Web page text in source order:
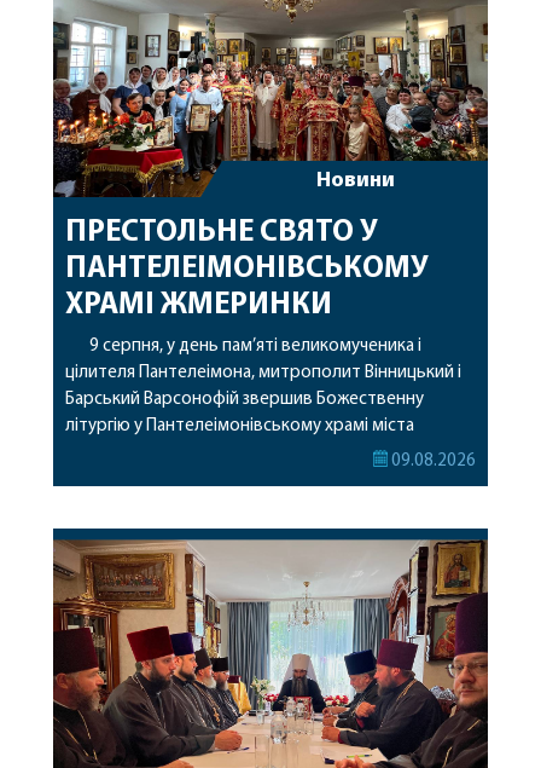
Новини
ПРЕСТОЛЬНЕ СВЯТО У
ПАНТЕЛЕІМОНІВСЬКОМУ
ХРАМІ ЖМЕРИНКИ
9 серпня, у день пам’яті великомученика і
цілителя Пантелеімона, митрополит Вінницький і
Барський Варсонофій звершив Божественну
літургію у Пантелеімонівському храмі міста
Жмеринки. Перед початком богослужіння
часткою її святих мощей. Митрополиту
Варсонофію співслужили секретар єпархії
архімандрит Єнох (Торак), благочинний
Жмеринського округу протоієрей Ярослав
Коромчевський, клірики […]
09.08.2026